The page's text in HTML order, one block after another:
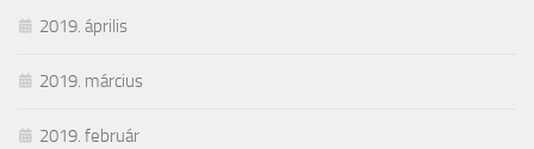
2019. április
2019. március
2019. február